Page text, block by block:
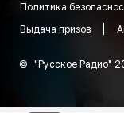
Политика
Выдача призов
© "Русское Радио"